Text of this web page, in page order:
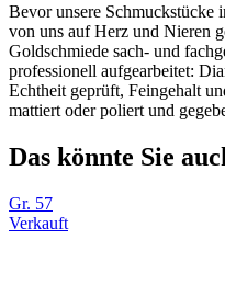
Bevor unsere Schmuckstücke
von uns auf Herz und Nieren
Goldschmiede sach- und
professionell aufgearbeitet:
Echtheit geprüft, Feingehalt
mattiert oder poliert und
Das könnte Sie
Gr. 57
Verkauft